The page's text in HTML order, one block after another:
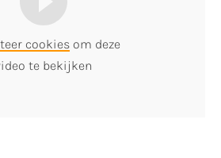
cookies om deze
te bekijken